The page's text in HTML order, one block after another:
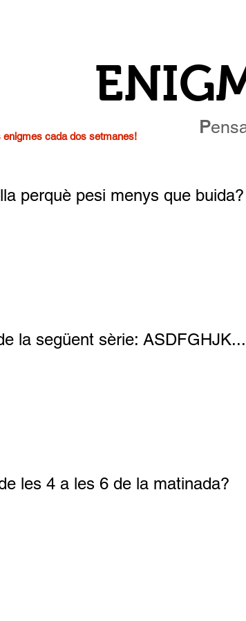
enigmes cada dos setmanes! P
perquè pesi menys que buida?
la següent sèrie:
les 4 a les 6 de la matinada?